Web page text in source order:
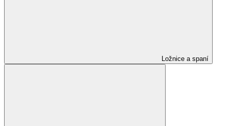
Ložnice a spaní